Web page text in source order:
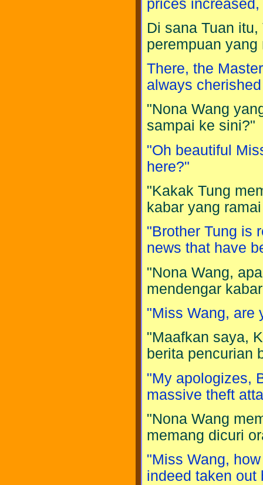
prices
Di sana Tuan
perempuan
There, the
always
"Nona Wang
sampai ke sini?"
"Oh beautiful
here?"
"Kakak Tung
kabar yang
"Brother Tung is
news that have
"Nona Wang,
mendengar
"Miss Wang, are
"Maafkan saya,
berita pencurian
"My apologizes,
massive theft
"Nona Wang
memang dicuri
"Miss Wang,
indeed taken out